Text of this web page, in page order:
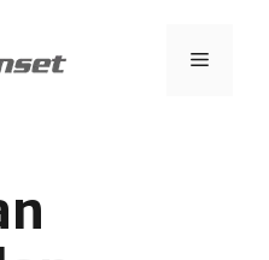
Menu